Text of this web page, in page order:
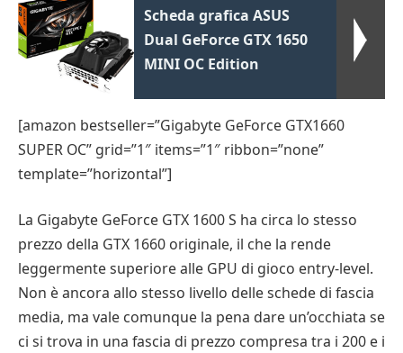
Scheda grafica ASUS
Dual GeForce GTX 1650
MINI OC Edition
[amazon bestseller=”Gigabyte GeForce GTX1660
SUPER OC” grid=”1″ items=”1″ ribbon=”none”
template=”horizontal”]
La Gigabyte GeForce GTX 1600 S ha circa lo stesso
prezzo della GTX 1660 originale, il che la rende
leggermente superiore alle GPU di gioco entry-level.
Non è ancora allo stesso livello delle schede di fascia
media, ma vale comunque la pena dare un’occhiata se
ci si trova in una fascia di prezzo compresa tra i 200 e i